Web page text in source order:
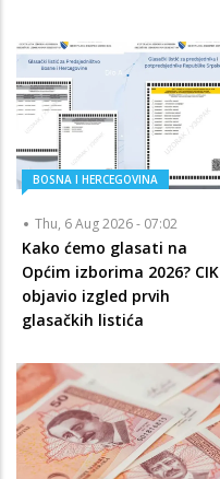
BOSNA I HERCEGOVINA
Thu, 6 Aug 2026 - 07:02
Kako ćemo glasati na
Općim izborima 2026? CIK
objavio izgled prvih
glasačkih listića